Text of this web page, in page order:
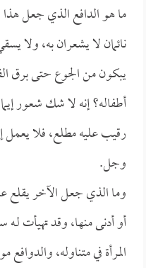
ما هو الدافع الذي جعل
نائمان لا يشعران به، ولا
يبكون من الجوع حتى برق
أطفاله؟ إنه لا شك شعور
رقيب عليه مطلع، فلا يعمل
وجل.
وما الذي جعل الآخر
أو أدنى منها، وقد تهيأت
المرأة في متناوله،